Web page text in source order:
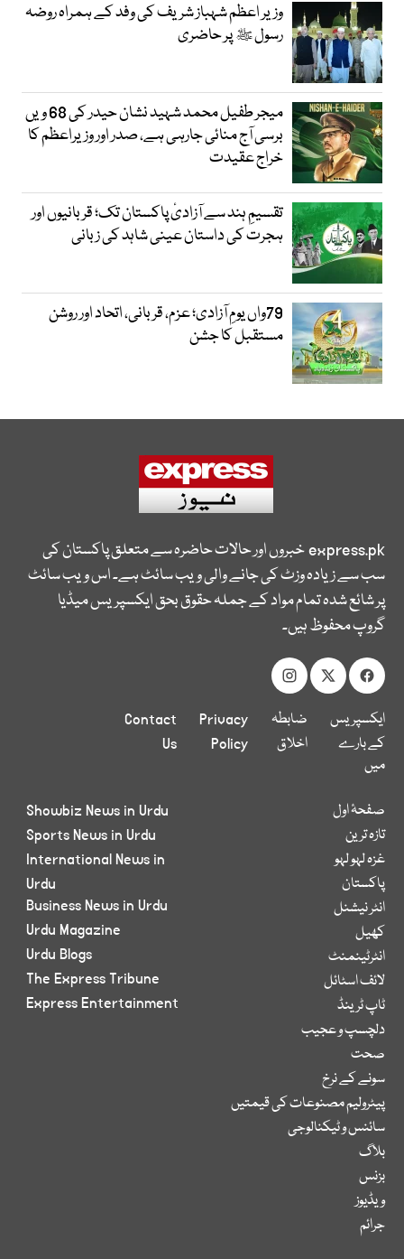
وزیر اعظم شہباز شریف کی وفد کے ہمراہ روضہ
رسول ﷺ پر حاضری
میجر طفیل محمد شہید نشان حیدر کی 68 ویں
برسی آج منائی جارہی ہے، صدر اور وزیراعظم کا
خراج عقیدت
تقسیمِ ہند سے آزادیٔ پاکستان تک؛ قربانیوں اور
ہجرت کی داستان عینی شاہد کی زبانی
79واں یومِ آزادی؛ عزم، قربانی، اتحاد اور روشن
مستقبل کا جشن
express.pkخبروں اور حالات حاضرہ سے متعلق پاکستان کی
سب سے زیادہ وزٹ کی جانے والی ویب سائٹ ہے۔ اس ویب سائٹ
پر شائع شدہ تمام مواد کے جملہ حقوق بحق ایکسپریس میڈیا
گروپ محفوظ ہیں۔
ایکسپریس
کے بارے
میں
ضابطہ
اخلاق
Privacy
Policy
Contact
Us
صفحۂ اول
تازہ ترین
غزہ لہو لہو
پاکستان
انٹر نیشنل
کھیل
انٹرٹینمنٹ
لائف اسٹائل
ٹاپ ٹرینڈ
دلچسپ و عجیب
صحت
سونے کے نرخ
پیٹرولیم مصنوعات کی قیمتیں
سائنس و ٹیکنالوجی
بلاگ
بزنس
ویڈیوز
جرائم
Showbiz News in Urdu
Sports News in Urdu
International News in
Urdu
Business News in Urdu
Urdu Magazine
Urdu Blogs
The Express Tribune
Express Entertainment